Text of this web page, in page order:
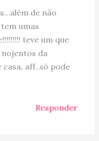
de não
umas
teve um que
da
aff..só pode
Responder